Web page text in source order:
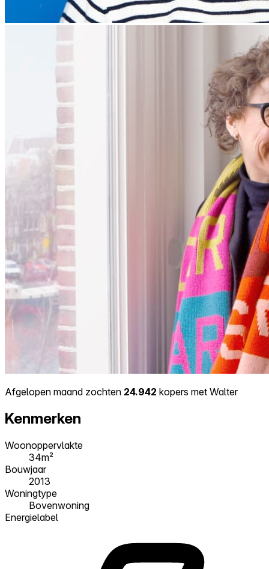
Afgelopen maand zochten 24.942 kopers met Walter
Kenmerken
Woonoppervlakte
34m²
Bouwjaar
2013
Woningtype
Bovenwoning
Energielabel